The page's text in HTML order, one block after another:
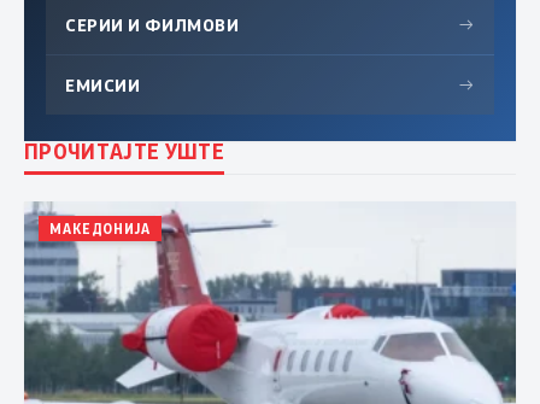
СЕРИИ И ФИЛМОВИ →
ЕМИСИИ →
ПРОЧИТАЈТЕ УШТЕ
МАКЕДОНИЈА